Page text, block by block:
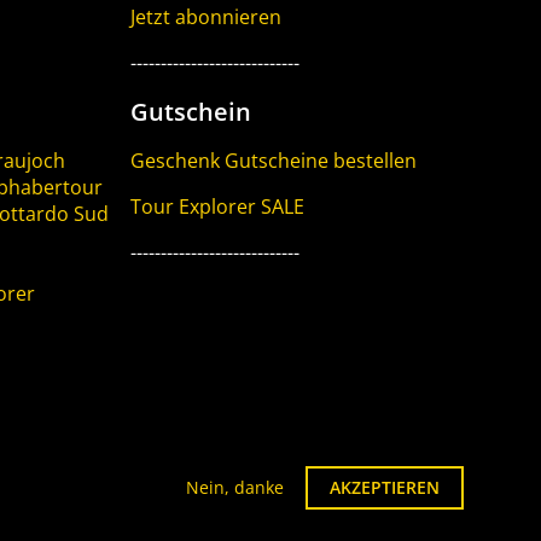
Sud
Jetzt abonnieren
----------------------------
Gutschein
Geschenk Gutscheine bestellen
Tour Explorer SALE
----------------------------
AKZEPTIEREN
Nein, danke